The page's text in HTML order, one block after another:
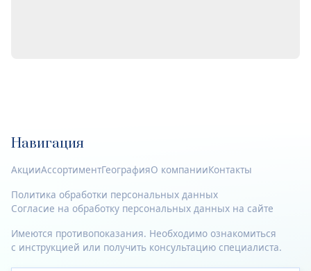
Навигация
АкцииАссортиментГеографияО компанииКонтакты
Политика обработки персональных данных
Согласие на обработку персональных данных на сайте
Имеются противопоказания. Необходимо ознакомиться
с инструкцией или получить консультацию специалиста.